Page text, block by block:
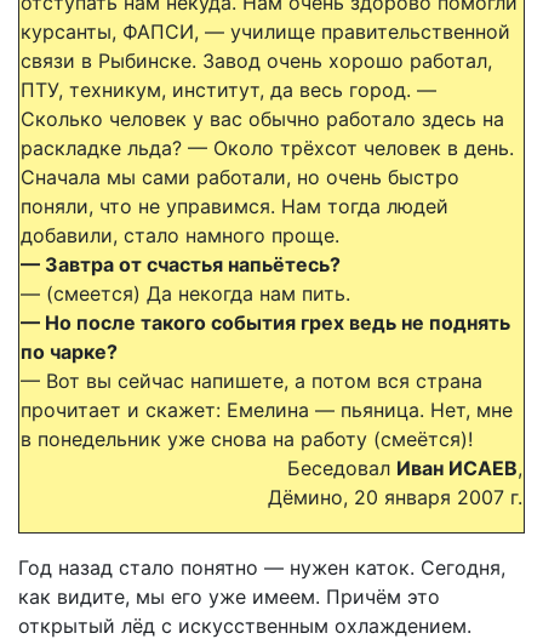
курсанты, ФАПСИ, — училище правительственной
связи в Рыбинске. Завод очень хорошо работал,
ПТУ, техникум, институт, да весь город. —
Сколько человек у вас обычно работало здесь на
раскладке льда? — Около трёхсот человек в день.
Сначала мы сами работали, но очень быстро
поняли, что не управимся. Нам тогда людей
добавили, стало намного проще.
— Завтра от счастья напьётесь?
— (смеется) Да некогда нам пить.
— Но после такого события грех ведь не поднять
по чарке?
— Вот вы сейчас напишете, а потом вся страна
прочитает и скажет: Емелина — пьяница. Нет, мне
в понедельник уже снова на работу (смеётся)!
Беседовал Иван ИСАЕВ,
Дёмино, 20 января 2007 г.
Год назад стало понятно — нужен каток. Сегодня,
как видите, мы его уже имеем. Причём это
открытый лёд с искусственным охлаждением.